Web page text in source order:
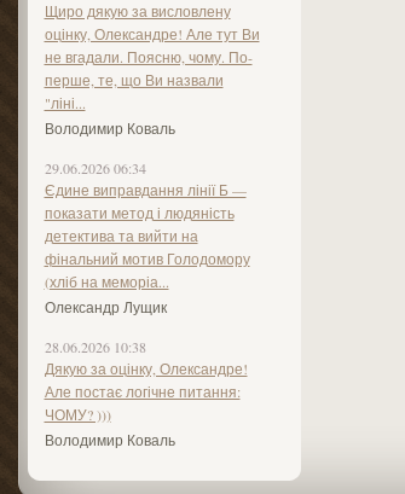
Щиро дякую за висловлену
оцінку, Олександре! Але тут Ви
не вгадали. Поясню, чому. По-
перше, те, що Ви назвали
"ліні...
Володимир Коваль
29.06.2026 06:34
Єдине виправдання лінії Б —
показати метод і людяність
детектива та вийти на
фінальний мотив Голодомору
(хліб на меморіа...
Олександр Лущик
28.06.2026 10:38
Дякую за оцінку, Олександре!
Але постає логічне питання:
ЧОМУ? )))
Володимир Коваль